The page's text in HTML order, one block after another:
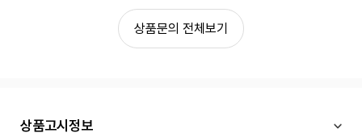
상품문의 전체보기
상품고시정보